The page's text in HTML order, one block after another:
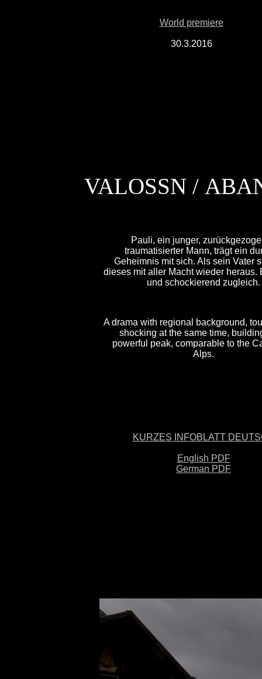
World premiere
30.3.2016
VALOSSN /
Pauli, ein junger,
traumatisierter Mann, trägt ein
Geheimnis mit sich. Als sein Vater
dieses mit aller Macht wieder heraus.
und schockierend zugleich.
A drama with regional background,
shocking at the same time,
powerful peak, comparable to the
Alps.
KURZES INFOBLATT
English PDF
German PDF